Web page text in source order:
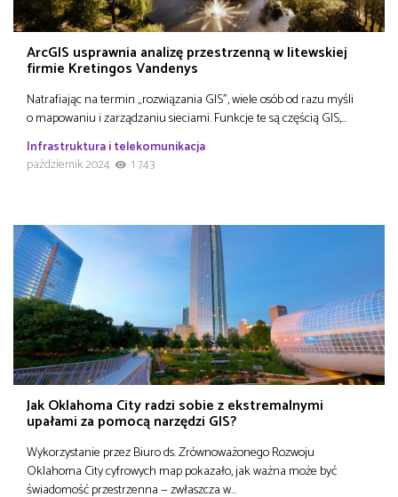
ArcGIS usprawnia analizę przestrzenną w litewskiej
firmie Kretingos Vandenys
Natrafiając na termin „rozwiązania GIS”, wiele osób od razu myśli
o mapowaniu i zarządzaniu sieciami. Funkcje te są częścią GIS,…
Infrastruktura i telekomunikacja
październik 2024
1 743
Jak Oklahoma City radzi sobie z ekstremalnymi
upałami za pomocą narzędzi GIS?
Wykorzystanie przez Biuro ds. Zrównoważonego Rozwoju
Oklahoma City cyfrowych map pokazało, jak ważna może być
świadomość przestrzenna — zwłaszcza w…